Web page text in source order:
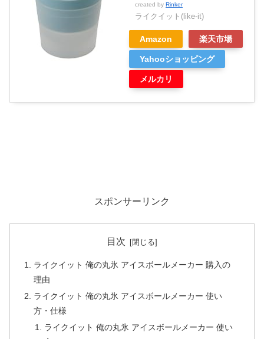
created by Rinker
ライクイット(like-it)
Amazon 楽天市場
Yahooショッピング
メルカリ
スポンサーリンク
目次
ライクイット 俺の丸氷 アイスボールメーカー 購入の
理由
ライクイット 俺の丸氷 アイスボールメーカー 使い
方・仕様
ライクイット 俺の丸氷 アイスボールメーカー 使い